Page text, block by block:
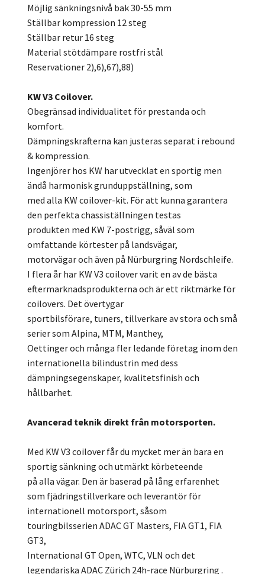
Möjlig sänkningsnivå bak 30-55 mm
Ställbar kompression 12 steg
Ställbar retur 16 steg
Material stötdämpare rostfri stål
Reservationer 2),6),67),88)
KW V3 Coilover.
Obegränsad individualitet för prestanda och
komfort.
Dämpningskrafterna kan justeras separat i rebound
& kompression.
Ingenjörer hos KW har utvecklat en sportig men
ändå harmonisk grunduppställning, som
med alla KW coilover-kit. För att kunna garantera
den perfekta chassiställningen testas
produkten med KW 7-postrigg, såväl som
omfattande körtester på landsvägar,
motorvägar och även på Nürburgring Nordschleife.
I flera år har KW V3 coilover varit en av de bästa
eftermarknadsprodukterna och är ett riktmärke för
coilovers. Det övertygar
sportbilsförare, tuners, tillverkare av stora och små
serier som Alpina, MTM, Manthey,
Oettinger och många fler ledande företag inom den
internationella bilindustrin med dess
dämpningsegenskaper, kvalitetsfinish och
hållbarhet.
Avancerad teknik direkt från motorsporten.
Med KW V3 coilover får du mycket mer än bara en
sportig sänkning och utmärkt körbeteende
på alla vägar. Den är baserad på lång erfarenhet
som fjädringstillverkare och leverantör för
internationell motorsport, såsom
touringbilsserien ADAC GT Masters, FIA GT1, FIA
GT3,
International GT Open, WTC, VLN och det
legendariska ADAC Zürich 24h-race Nürburgring .